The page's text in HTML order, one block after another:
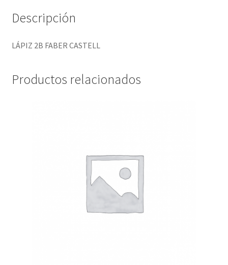
Descripción
LÁPIZ 2B FABER CASTELL
Productos relacionados